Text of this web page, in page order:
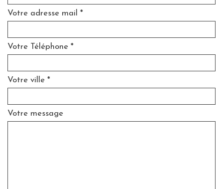
Votre adresse mail *
Votre Téléphone *
Votre ville *
Votre message